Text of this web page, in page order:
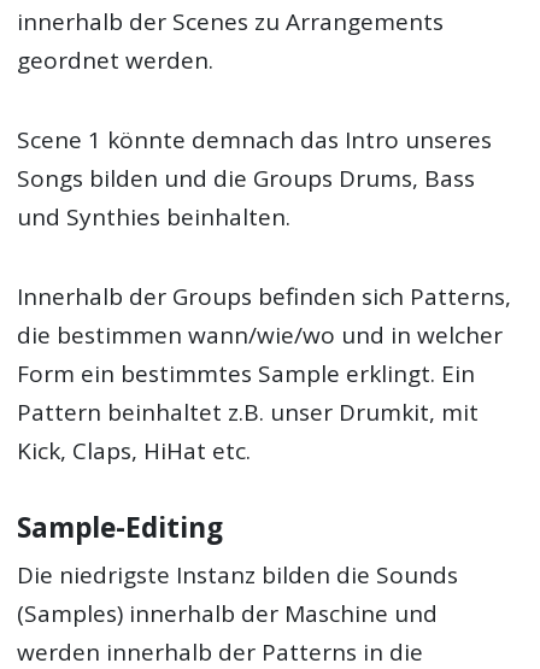
innerhalb der Scenes zu Arrangements
geordnet werden.
Scene 1 könnte demnach das Intro unseres
Songs bilden und die Groups Drums, Bass
und Synthies beinhalten.
Innerhalb der Groups befinden sich Patterns,
die bestimmen wann/wie/wo und in welcher
Form ein bestimmtes Sample erklingt. Ein
Pattern beinhaltet z.B. unser Drumkit, mit
Kick, Claps, HiHat etc.
Sample-Editing
Die niedrigste Instanz bilden die Sounds
(Samples) innerhalb der Maschine und
werden innerhalb der Patterns in die